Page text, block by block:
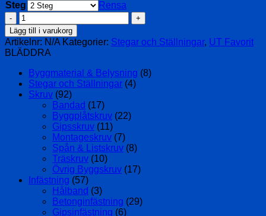
Steg
Rensa
Arbetsbock
55AB
mängd
Lägg till i varukorg
Artikelnr: N/A Kategorier: Stegar och Ställningar, UT Favorit
BLÄDDRA
Byggmaterial & Belysning (8)
Stegar och Ställningar (4)
Skruv (92)
Bandad (17)
Byggplåtskruv (22)
Gipsskruv (11)
Montageskruv (7)
Spån & Listskruv (8)
Träskruv (10)
Övrig Byggskruv (17)
Infästning (57)
Hålband (3)
Betonginfästning (29)
Gipsinfästning (6)